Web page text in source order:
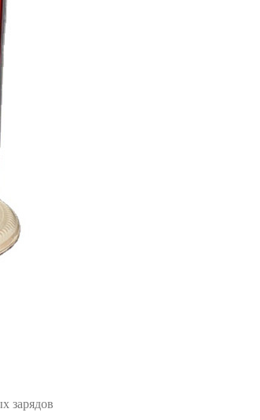
зарядов